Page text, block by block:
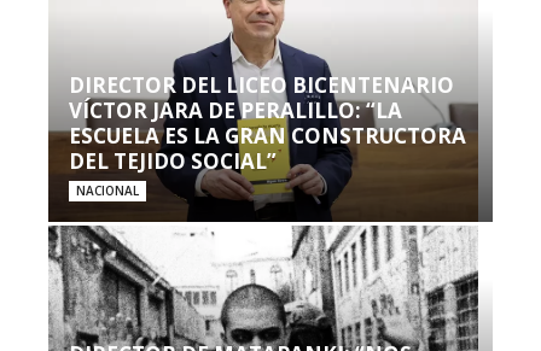
DIRECTOR DEL LICEO BICENTENARIO
VÍCTOR JARA DE PERALILLO: “LA
ESCUELA ES LA GRAN CONSTRUCTORA
DEL TEJIDO SOCIAL”
NACIONAL